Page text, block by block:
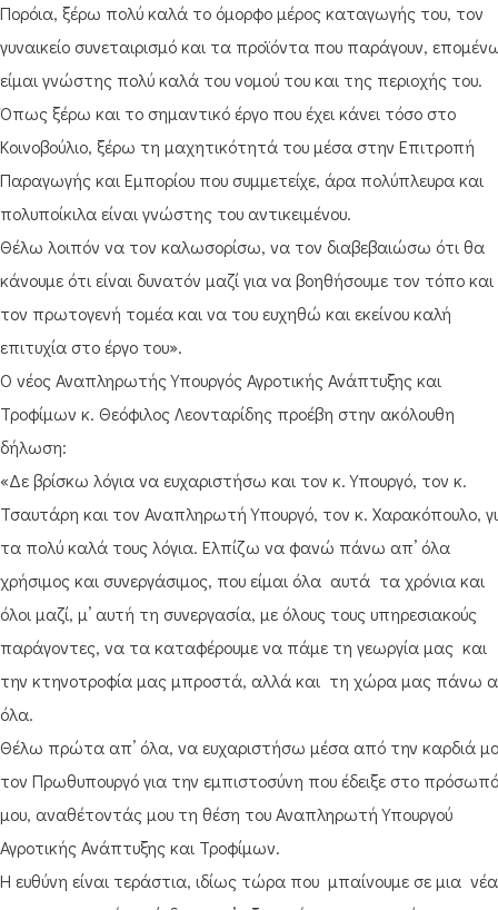
Πορόια, ξέρω πολύ καλά το όμορφο μέρος καταγωγής του, τον
γυναικείο συνεταιρισμό και τα προϊόντα που παράγουν,
είμαι γνώστης πολύ καλά του νομού του και της περιοχής του.
Όπως ξέρω και το σημαντικό έργο που έχει κάνει τόσο στο
Κοινοβούλιο, ξέρω τη μαχητικότητά του μέσα στην Επιτροπή
Παραγωγής και Εμπορίου που συμμετείχε, άρα πολύπλευρα και
πολυποίκιλα είναι γνώστης του αντικειμένου.
Θέλω λοιπόν να τον καλωσορίσω, να τον διαβεβαιώσω ότι θα
κάνουμε ότι είναι δυνατόν μαζί για να βοηθήσουμε τον τόπο και
τον πρωτογενή τομέα και να του ευχηθώ και εκείνου καλή
επιτυχία στο έργο του».
Ο νέος Αναπληρωτής Υπουργός Αγροτικής Ανάπτυξης και
Τροφίμων κ. Θεόφιλος Λεονταρίδης προέβη στην ακόλουθη
δήλωση:
«Δε βρίσκω λόγια να ευχαριστήσω και τον κ. Υπουργό, τον κ.
Τσαυτάρη και τον Αναπληρωτή Υπουργό, τον κ. Χαρακόπουλο,
τα πολύ καλά τους λόγια. Ελπίζω να φανώ πάνω απ’ όλα
χρήσιμος και συνεργάσιμος, που είμαι όλα αυτά τα χρόνια και
όλοι μαζί, μ’ αυτή τη συνεργασία, με όλους τους υπηρεσιακούς
παράγοντες, να τα καταφέρουμε να πάμε τη γεωργία μας και
την κτηνοτροφία μας μπροστά, αλλά και τη χώρα μας πάνω
όλα.
Θέλω πρώτα απ’ όλα, να ευχαριστήσω μέσα από την καρδιά
τον Πρωθυπουργό για την εμπιστοσύνη που έδειξε στο πρόσωπό
μου, αναθέτοντάς μου τη θέση του Αναπληρωτή Υπουργού
Αγροτικής Ανάπτυξης και Τροφίμων.
Η ευθύνη είναι τεράστια, ιδίως τώρα που μπαίνουμε σε μια νέα